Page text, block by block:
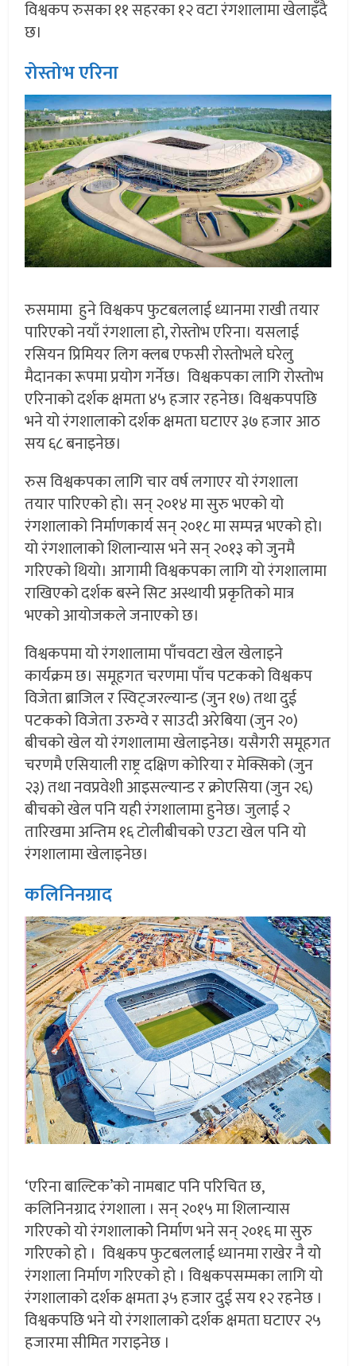
विश्वकप रुसका ११ सहरका १२ वटा रंगशालामा खेलाइँदै
छ।
रोस्तोभ एरिना
रुसमामा हुने विश्वकप फुटबललाई ध्यानमा राखी तयार
पारिएको नयाँ रंगशाला हो, रोस्तोभ एरिना। यसलाई
रसियन प्रिमियर लिग क्लब एफसी रोस्तोभले घरेलु
मैदानका रूपमा प्रयोग गर्नेछ। विश्वकपका लागि रोस्तोभ
एरिनाको दर्शक क्षमता ४५ हजार रहनेछ। विश्वकपपछि
भने यो रंगशालाको दर्शक क्षमता घटाएर ३७ हजार आठ
सय ६८ बनाइनेछ।
रुस विश्वकपका लागि चार वर्ष लगाएर यो रंगशाला
तयार पारिएको हो। सन् २०१४ मा सुरु भएको यो
रंगशालाको निर्माणकार्य सन् २०१८ मा सम्पन्न भएको हो।
यो रंगशालाको शिलान्यास भने सन् २०१३ को जुनमै
गरिएको थियो। आगामी विश्वकपका लागि यो रंगशालामा
राखिएको दर्शक बस्ने सिट अस्थायी प्रकृतिको मात्र
भएको आयोजकले जनाएको छ।
विश्वकपमा यो रंगशालामा पाँचवटा खेल खेलाइने
कार्यक्रम छ। समूहगत चरणमा पाँच पटकको विश्वकप
विजेता ब्राजिल र स्विट्जरल्यान्ड (जुन १७) तथा दुई
पटकको विजेता उरुग्वे र साउदी अरेबिया (जुन २०)
बीचको खेल यो रंगशालामा खेलाइनेछ। यसैगरी समूहगत
चरणमै एसियाली राष्ट्र दक्षिण कोरिया र मेक्सिको (जुन
२३) तथा नवप्रवेशी आइसल्यान्ड र क्रोएसिया (जुन २६)
बीचको खेल पनि यही रंगशालामा हुनेछ। जुलाई २
तारिखमा अन्तिम १६ टोलीबीचको एउटा खेल पनि यो
रंगशालामा खेलाइनेछ।
कलिनिनग्राद
‘एरिना बाल्टिक’को नामबाट पनि परिचित छ,
कलिनिनग्राद रंगशाला । सन् २०१५ मा शिलान्यास
गरिएको यो रंगशालाकोे निर्माण भने सन् २०१६ मा सुरु
गरिएको हो । विश्वकप फुटबललाई ध्यानमा राखेर नै यो
रंगशाला निर्माण गरिएको हो । विश्वकपसम्मका लागि यो
रंगशालाको दर्शक क्षमता ३५ हजार दुई सय १२ रहनेछ ।
विश्वकपछि भने यो रंगशालाको दर्शक क्षमता घटाएर २५
हजारमा सीमित गराइनेछ ।